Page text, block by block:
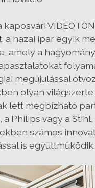
kaposvári
a hazai ipar egyik
amely a
megújulással
olyan
lett megbízható
a Philips vagy a Stihl,
számos
is együttműködik.